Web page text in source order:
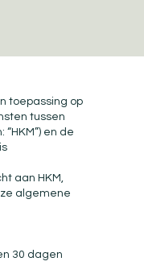
toepassing op
tussen
en de
aan HKM,
algemene
30 dagen